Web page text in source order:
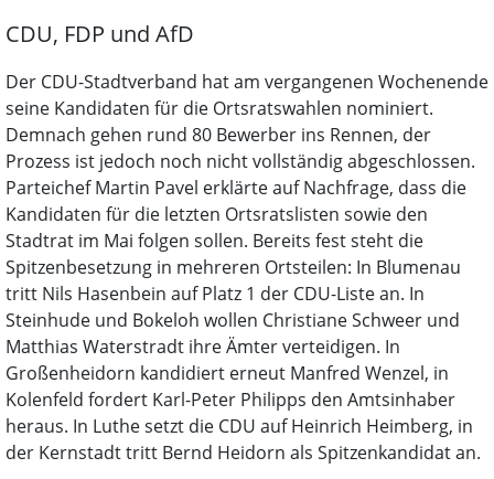
CDU, FDP und AfD
Der CDU-Stadtverband hat am vergangenen Wochenende
seine Kandidaten für die Ortsratswahlen nominiert.
Demnach gehen rund 80 Bewerber ins Rennen, der
Prozess ist jedoch noch nicht vollständig abgeschlossen.
Parteichef Martin Pavel erklärte auf Nachfrage, dass die
Kandidaten für die letzten Ortsratslisten sowie den
Stadtrat im Mai folgen sollen. Bereits fest steht die
Spitzenbesetzung in mehreren Ortsteilen: In Blumenau
tritt Nils Hasenbein auf Platz 1 der CDU-Liste an. In
Steinhude und Bokeloh wollen Christiane Schweer und
Matthias Waterstradt ihre Ämter verteidigen. In
Großenheidorn kandidiert erneut Manfred Wenzel, in
Kolenfeld fordert Karl-Peter Philipps den Amtsinhaber
heraus. In Luthe setzt die CDU auf Heinrich Heimberg, in
der Kernstadt tritt Bernd Heidorn als Spitzenkandidat an.